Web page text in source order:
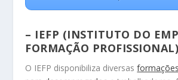
– IEFP (INSTITUTO DO
FORMAÇÃO PROFISSIONAL)
O IEFP disponibiliza diversas